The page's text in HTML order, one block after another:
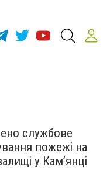
службове
пожежі на
у Кам’янці